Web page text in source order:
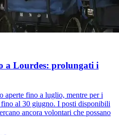
a Lourdes: prolungati i
aperte fino a luglio, mentre per i
al 30 giugno. I posti disponibili
ancora volontari che possano